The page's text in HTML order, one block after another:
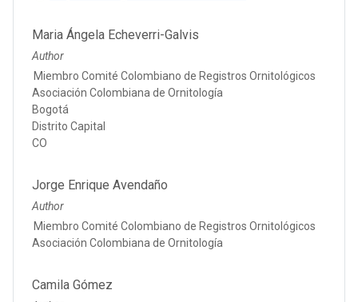
Maria Ángela Echeverri-Galvis
Author
Miembro Comité Colombiano de Registros Ornitológicos
Asociación Colombiana de Ornitología
Bogotá
Distrito Capital
CO
Jorge Enrique Avendaño
Author
Miembro Comité Colombiano de Registros Ornitológicos
Asociación Colombiana de Ornitología
Camila Gómez